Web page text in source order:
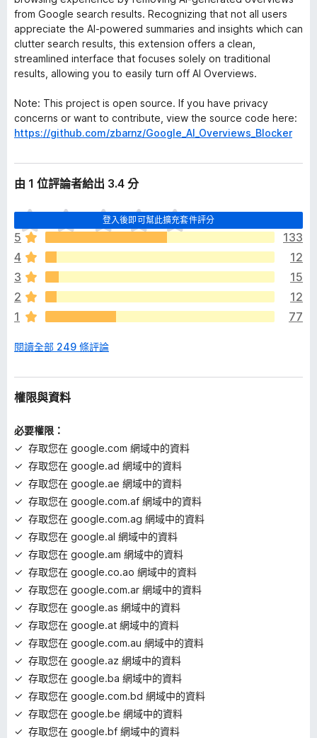
from Google search results. Recognizing that not all users
appreciate the AI-powered summaries and insights which can
clutter search results, this extension offers a clean,
streamlined interface that focuses solely on traditional
results, allowing you to easily turn off AI Overviews.
Note: This project is open source. If you have privacy
concerns or want to contribute, view the source code here:
https://github.com/zbarnz/Google_AI_Overviews_Blocker
由 1 位評論者給出 3.4 分
登入後即可幫此擴充套件評分
目
前
沒
有
評
分
5
133
4
12
3
15
2
12
1
77
閱讀全部 249 條評論
權限與資料
必要權限：
存取您在 google.com 網域中的資料
存取您在 google.ad 網域中的資料
存取您在 google.ae 網域中的資料
存取您在 google.com.af 網域中的資料
存取您在 google.com.ag 網域中的資料
存取您在 google.al 網域中的資料
存取您在 google.am 網域中的資料
存取您在 google.co.ao 網域中的資料
存取您在 google.com.ar 網域中的資料
存取您在 google.as 網域中的資料
存取您在 google.at 網域中的資料
存取您在 google.com.au 網域中的資料
存取您在 google.az 網域中的資料
存取您在 google.ba 網域中的資料
存取您在 google.com.bd 網域中的資料
存取您在 google.be 網域中的資料
存取您在 google.bf 網域中的資料